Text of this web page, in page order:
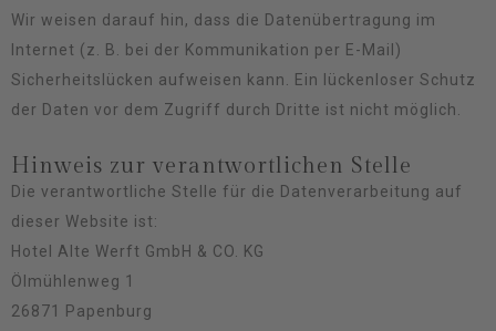
Wir weisen darauf hin, dass die Datenübertragung im
Internet (z. B. bei der Kommunikation per E-Mail)
Sicherheitslücken aufweisen kann. Ein lückenloser Schutz
der Daten vor dem Zugriff durch Dritte ist nicht möglich.
Hinweis zur verantwortlichen Stelle
Die verantwortliche Stelle für die Datenverarbeitung auf
dieser Website ist:
Hotel Alte Werft GmbH & CO. KG
Ölmühlenweg 1
26871 Papenburg